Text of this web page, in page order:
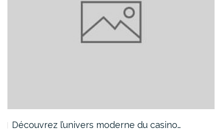
Découvrez l’univers moderne du casino…